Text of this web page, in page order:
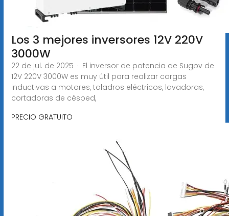
Los 3 mejores inversores 12V 220V
3000W
22 de jul. de 2025 · El inversor de potencia de Sugpv de
12V 220V 3000W es muy útil para realizar cargas
inductivas a motores, taladros eléctricos, lavadoras,
cortadoras de césped,
PRECIO GRATUITO